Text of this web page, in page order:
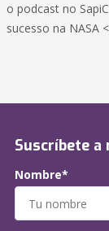
o podcast no
sucesso na NASA
Suscríbete
Nombre*